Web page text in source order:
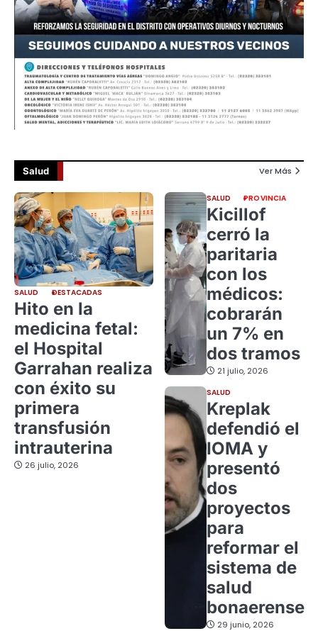
Salud Ver Más
SALUD DESTACADAS
Hito en la
medicina fetal:
el Hospital
Garrahan realiza
con éxito su
primera
transfusión
intrauterina
26 julio, 2026
SALUD PROVINCIA
Kicillof
cerró la
paritaria
con los
médicos:
cobrarán
un 7% en
dos tramos
21 julio, 2026
SALUD
Kreplak
defendió el
IOMA y
presentó
dos
proyectos
para
reformar el
sistema de
salud
bonaerense
29 junio, 2026